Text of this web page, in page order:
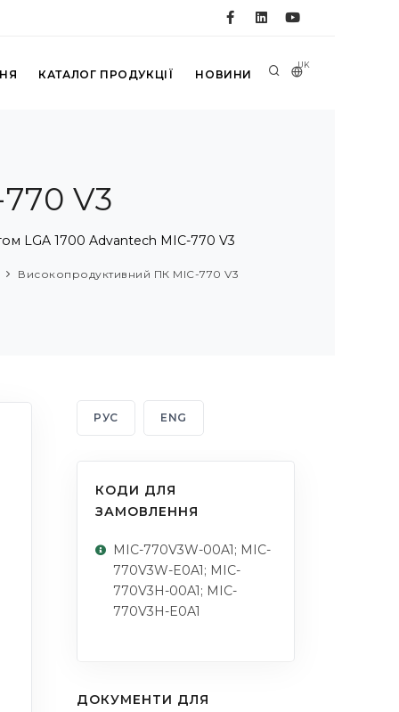
UK
КАТАЛОГ ПРОДУКЦІЇ НОВИНИ
V3
LGA 1700 Advantech MIC-770 V3
Високопродуктивний ПК MIC-770 V3
РУС ENG
КОДИ ДЛЯ
ЗАМОВЛЕННЯ
MIC-770V3W-00A1; MIC-
770V3W-E0A1; MIC-
770V3H-00A1; MIC-
770V3H-E0A1
ДОКУМЕНТИ ДЛЯ